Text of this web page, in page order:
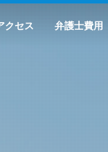
クセス 弁護士費用